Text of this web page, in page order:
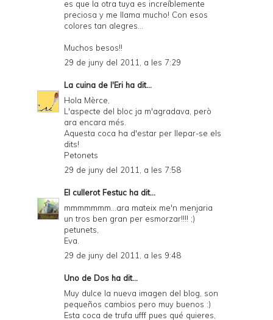
es que la otra tuya es increíblemente
preciosa y me llama mucho! Con esos
colores tan alegres...
Muchos besos!!
29 de juny del 2011, a les 7:29
La cuina de l'Eri ha dit...
Hola Mèrce,
L'aspecte del bloc ja m'agradava, però
ara encara més.
Aquesta coca ha d'estar per llepar-se els
dits!
Petonets
29 de juny del 2011, a les 7:58
El cullerot Festuc ha dit...
mmmmmmm...ara mateix me'n menjaria
un tros ben gran per esmorzar!!!! ;)
petunets,
Eva.
29 de juny del 2011, a les 9:48
Uno de Dos ha dit...
Muy dulce la nueva imagen del blog, son
pequeños cambios pero muy buenos :)
Esta coca de trufa ufff pues qué quieres,